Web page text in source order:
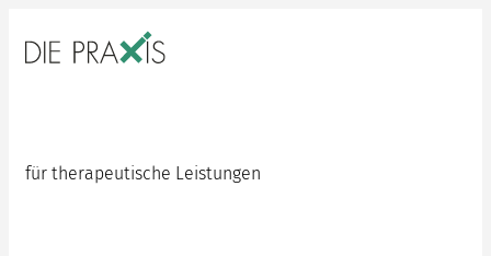
Inhalt
springen
für therapeutische Leistungen